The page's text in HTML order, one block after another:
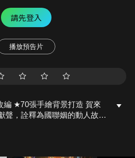
請先登入
播放預告片
編 ★70張手繪背景打造 賀來
聲，詮釋為國聯姻的動人故
視。為人隨和大方的金之國